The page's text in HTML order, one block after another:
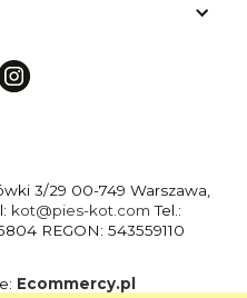
3/29 00-749 Warszawa,
kot@pies-kot.com Tel.:
REGON: 543559110
Ecommercy.pl